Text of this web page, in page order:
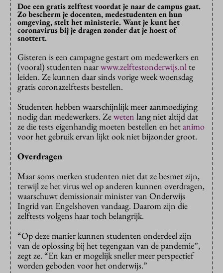
Doe een gratis zelftest voordat je naar de campus gaat.
Zo bescherm je docenten, medestudenten en hun
omgeving, stelt het ministerie. Want je kunt het
coronavirus bij je dragen zonder dat je hoest of
snottert.
Gisteren is een campagne gestart om medewerkers en
(vooral) studenten naarwww.zelftestonderwijs.nl te
leiden. Ze kunnen daar sinds vorige week woensdag
gratis coronazelftests bestellen.
Studenten hebben waarschijnlijk meer aanmoediging
nodig dan medewerkers. Zeweten lang niet altijd dat
ze die tests eigenhandig moeten bestellen en hetanimo
voor het gebruik ervan lijkt ook niet bijzonder groot.
Overdragen
Maar soms merken studenten niet dat ze besmet zijn,
terwijl ze het virus wel op anderen kunnen overdragen,
waarschuwt demissionair minister van Onderwijs
Ingrid van Engelshoven vandaag. Daarom zijn die
zelftests volgens haar toch belangrijk.
“Op deze manier kunnen studenten onderdeel zijn
van de oplossing bij het tegengaan van de pandemie”,
zegt ze. “En kan er mogelijk sneller meer perspectief
worden geboden voor het onderwijs.”